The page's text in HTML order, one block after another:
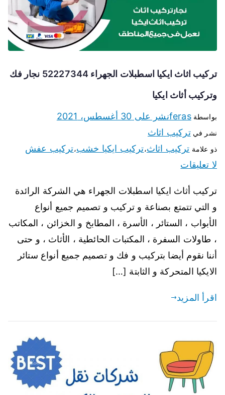
تركيب اثاث ايكيا اسطبلات الجهراء 52227344 نجار فك
وتركيب أثاث ايكيا
بواسطةferasنشر على 30 أغسطس، 2021
نشر فيتركيب اثاث
ذو علامة تركيب اثاث،تركيب ايكيا خشب،تركيب عفش
لا تعليقات
تركيب أثاث ايكيا اسطبلات الجهراء هي الشركة الرائدة
و التي تتمتع بصناعة و تركيب و تصميم جميع أنواع
الأبواب ، الستائر ، الأسرة ، المطابخ و الخزائن ، المكاتب
، طاولات السفرة ، المكتبات الحائطية ، الأثاث ، و حتى
أننا نقوم أيضا بتركيب و فك و تصميم جميع أنواع ستائر
الايكيا المتحركة و الثابتة […]
اقرأ المزيد